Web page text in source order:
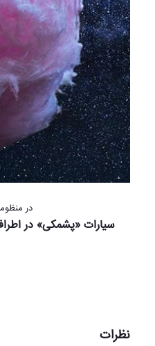
در منظومه
سیارات «پشمکی» در
نظرات